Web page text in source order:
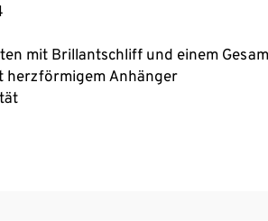
mit Brillantschliff und einem
herzförmigem Anhänger
von recyceltem Gold